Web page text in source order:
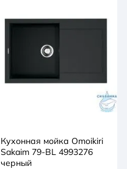
Кухонная мойка Omoikiri
Sakaim 79-BL 4993276
черный